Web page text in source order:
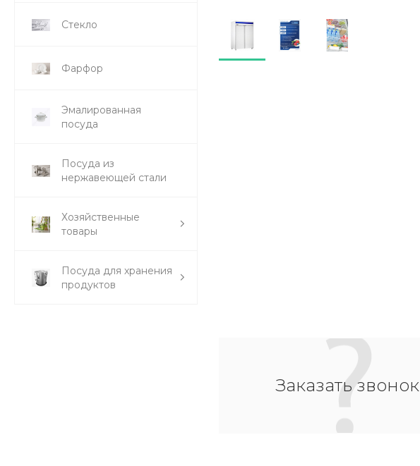
Стекло
Фарфор
Эмалированная
посуда
Посуда из
нержавеющей стали
Хозяйственные
товары
Посуда для хранения
продуктов
Заказать звонок